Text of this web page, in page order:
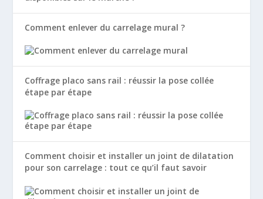
Comment enlever du carrelage mural ?
Coffrage placo sans rail : réussir la pose collée
étape par étape
Comment choisir et installer un joint de dilatation
pour son carrelage : tout ce qu’il faut savoir